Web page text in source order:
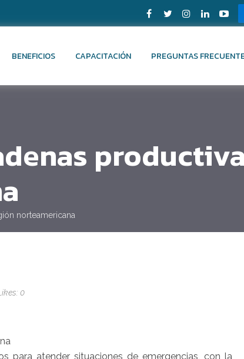
BENEFICIOS CAPACITACIÓN PREGUNTAS
norteamericana
0
para atender situaciones de emergencias, con la